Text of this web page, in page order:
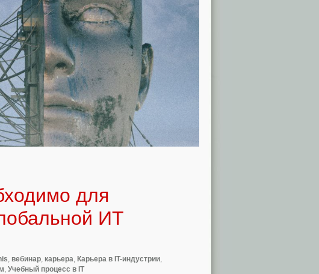
для
ИТ
вебинар карьера Карьера в IT-индустрии
Учебный процесс в IT